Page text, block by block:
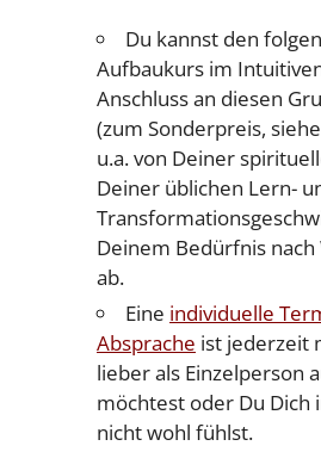
Du kannst den
Aufbaukurs im
Anschluss an diesen
(zum Sonderpreis,
u.a. von Deiner
Deiner üblichen Lern-
Deinem Bedürfnis
ab.
Eine individuelle
Absprache ist jederzeit
lieber als Einzelperson
möchtest oder Du Dich
nicht wohl fühlst.